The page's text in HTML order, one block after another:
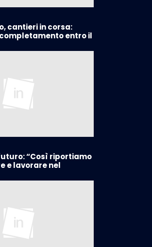
cantieri in corsa:
entro il
“Così riportiamo
e lavorare nel